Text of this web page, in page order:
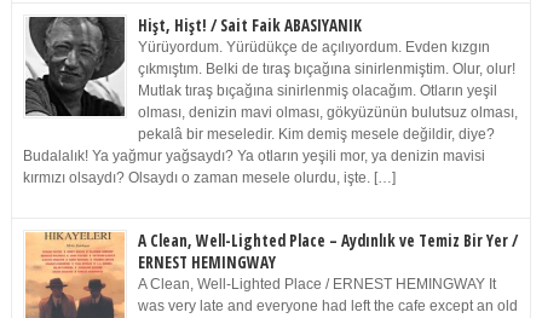
Hişt, Hişt! / Sait Faik ABASIYANIK
Yürüyordum. Yürüdükçe de açılıyordum. Evden kızgın
çıkmıştım. Belki de tıraş bıçağına sinirlenmiştim. Olur, olur!
Mutlak tıraş bıçağına sinirlenmiş olacağım. Otların yeşil
olması, denizin mavi olması, gökyüzünün bulutsuz olması,
pekalâ bir meseledir. Kim demiş mesele değildir, diye?
Budalalık! Ya yağmur yağsaydı? Ya otların yeşili mor, ya denizin mavisi
kırmızı olsaydı? Olsaydı o zaman mesele olurdu, işte. […]
A Clean, Well-Lighted Place – Aydınlık ve Temiz Bir Yer /
ERNEST HEMINGWAY
A Clean, Well-Lighted Place / ERNEST HEMINGWAY It
was very late and everyone had left the cafe except an old